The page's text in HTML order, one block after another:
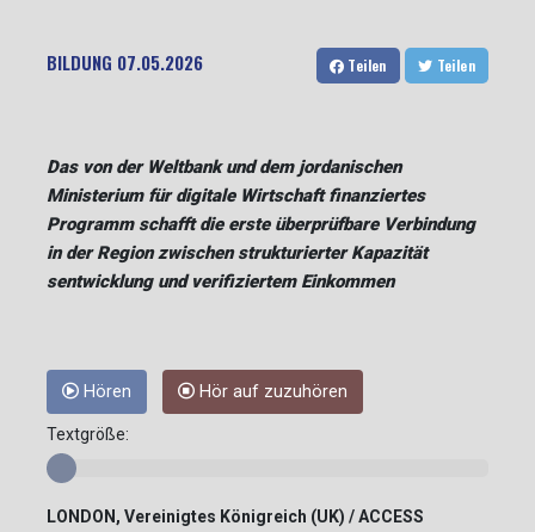
BILDUNG 07.05.2026 Teilen Teilen
Das von der Weltbank und dem jordanischen
Ministerium für digitale Wirtschaft finanziertes
Programm schafft die erste überprüfbare Verbindung
in der Region zwischen strukturierter Kapazität
sentwicklung und verifiziertem Einkommen
Hören Hör auf zuzuhören
Textgröße:
LONDON, Vereinigtes Königreich (UK) / ACCESS